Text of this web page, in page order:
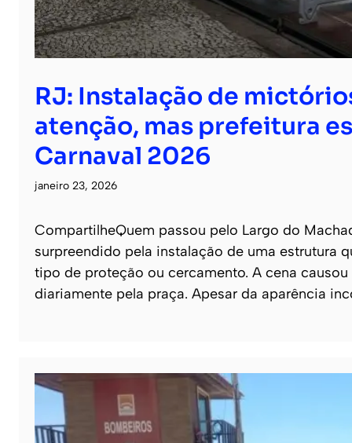
RJ: Instalação de
atenção, mas prefeitura
Carnaval 2026
janeiro 23, 2026
CompartilheQuem passou pelo Largo do
surpreendido pela instalação de uma estrutura
tipo de proteção ou cercamento. A cena
diariamente pela praça. Apesar da aparência